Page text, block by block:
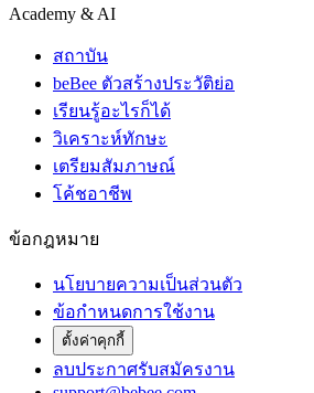
Academy & AI
สถาบัน
beBee ตัวสร้างประวัติย่อ
เรียนรู้อะไรก็ได้
วิเคราะห์ทักษะ
เตรียมสัมภาษณ์
โค้ชอาชีพ
ข้อกฎหมาย
นโยบายความเป็นส่วนตัว
ข้อกำหนดการใช้งาน
ตั้งค่าคุกกี้
ลบประกาศรับสมัครงาน